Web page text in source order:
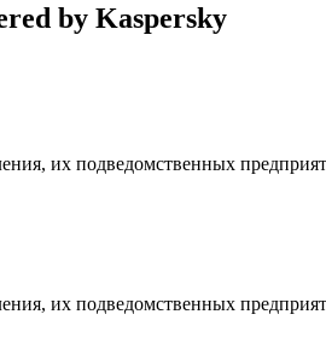
by Kaspersky
их подведомственных
их подведомственных